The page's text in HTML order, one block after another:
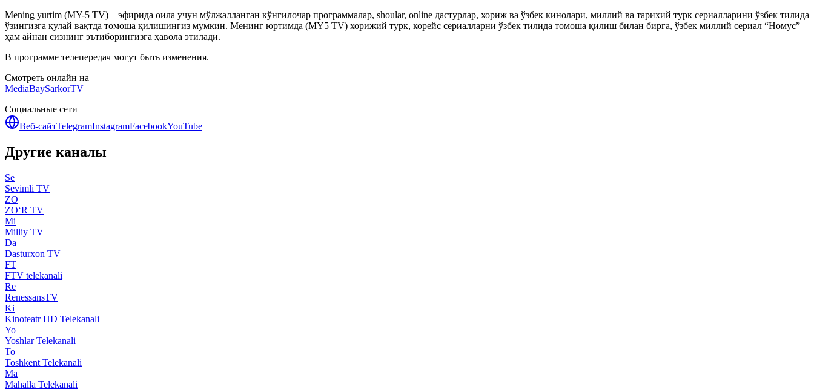
Mening yurtim (MY-5 TV) – эфирида оила учун мўлжалланган кўнгилочар программалар, shoular, online дастурлар, хориж ва ўзбек кинолари, миллий ва тарихий турк сериалларини ўзбек тилида
ўзингизга қулай вақтда томоша қилишингиз мумкин. Менинг юртимда (MY5 TV) хорижий турк, корейс сериалларни ўзбек тилида томоша қилиш билан бирга, ўзбек миллий сериал “Номус”
ҳам айнан сизнинг эътиборингизга ҳавола этилади.
В программе телепередач могут быть изменения.
Смотреть онлайн на
MediaBaySarkorTV
Социальные сети
Веб-сайтTelegramInstagramFacebookYouTube
Другие каналы
Se
Sevimli TV
ZO
ZO‘R TV
Mi
Milliy TV
Da
Dasturxon TV
FT
FTV telekanali
Re
RenessansTV
Ki
Kinoteatr HD Telekanali
Yo
Yoshlar Telekanali
To
Toshkent Telekanali
Ma
Mahalla Telekanali